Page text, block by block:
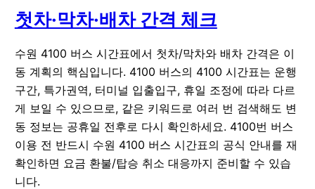
첫차·막차·배차 간격 체크
수원 4100 버스 시간표에서 첫차/막차와 배차 간격은 이
동 계획의 핵심입니다. 4100 버스의 4100 시간표는 운행
구간, 특가권역, 터미널 입출입구, 휴일 조정에 따라 다르
게 보일 수 있으므로, 같은 키워드로 여러 번 검색해도 변
동 정보는 공휴일 전후로 다시 확인하세요. 4100번 버스
이용 전 반드시 수원 4100 버스 시간표의 공식 안내를 재
확인하면 요금 환불/탑승 취소 대응까지 준비할 수 있습
니다.